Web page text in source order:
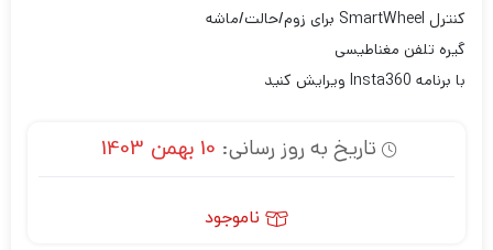
کنترل SmartWheel برای زوم/حالت/ماشه
گیره تلفن مغناطیسی
با برنامه Insta360 ویرایش کنید
تاریخ به روز رسانی: 10 بهمن 1403
ناموجود